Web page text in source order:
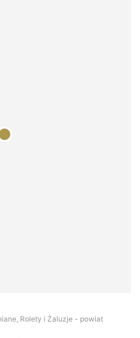
Rolety i Żaluzje - powiat